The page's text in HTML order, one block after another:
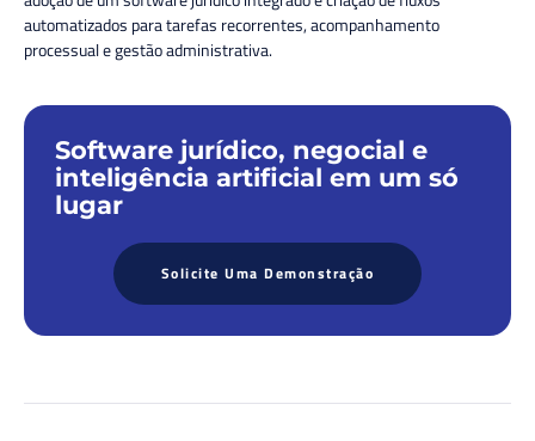
automatizados para tarefas recorrentes, acompanhamento
processual e gestão administrativa.
Software jurídico, negocial e
inteligência artificial em um só
lugar
Solicite Uma Demonstração